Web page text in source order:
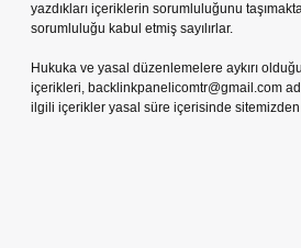
yazdıkları içeriklerin sorumluluğunu
sorumluluğu kabul etmiş sayılırlar.
Hukuka ve yasal düzenlemelere aykırı
içerikleri, backlinkpanelicomtr@gmail.com
ilgili içerikler yasal süre içerisinde sitemizden